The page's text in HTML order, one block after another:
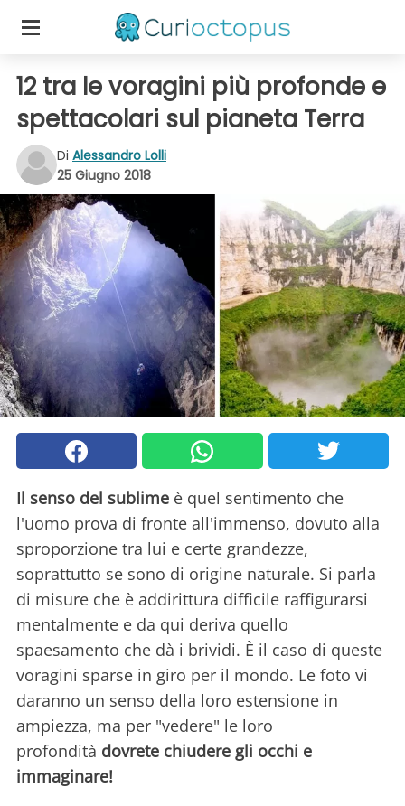
12 tra le voragini più profonde e
spettacolari sul pianeta Terra
Di Alessandro Lolli
25 Giugno 2018
Il senso del sublime è quel sentimento che
l'uomo prova di fronte all'immenso, dovuto alla
sproporzione tra lui e certe grandezze,
soprattutto se sono di origine naturale. Si parla
di misure che è addirittura difficile raffigurarsi
mentalmente e da qui deriva quello
spaesamento che dà i brividi. È il caso di queste
voragini sparse in giro per il mondo. Le foto vi
daranno un senso della loro estensione in
ampiezza, ma per "vedere" le loro
profondità dovrete chiudere gli occhi e
immaginare!